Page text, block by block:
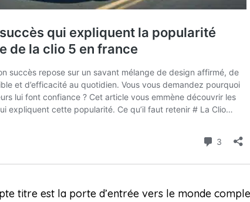
titre est la porte d’entrée vers le monde